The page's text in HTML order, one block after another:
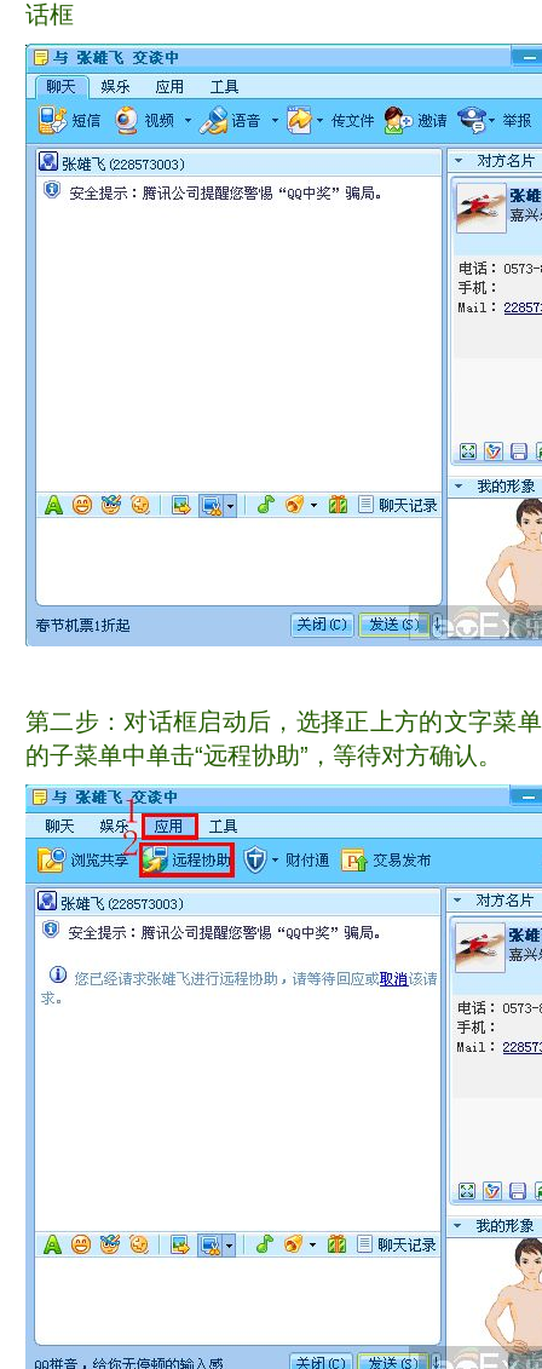
话框
第二步：对话框启动后，选择正上方的文字菜
的子菜单中单击“远程协助”，等待对方确认。